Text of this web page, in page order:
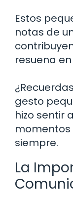
Estos
notas de
resuena
gesto
hizo sentir
siempre.
La